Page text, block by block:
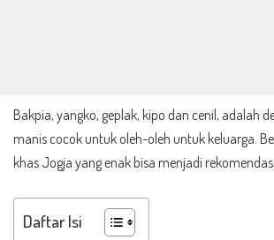
Bakpia, yangko, geplak, kipo dan cenil, adalah
manis cocok untuk oleh-oleh untuk keluarga.
khas Jogja yang enak bisa menjadi
Daftar Isi